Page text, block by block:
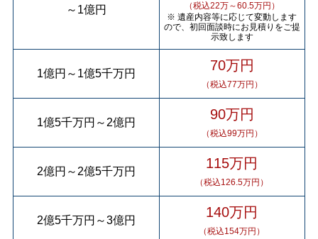
～ 1億円
（税込22万～60.5万円）
※ 遺産内容等に応じて変動します
ので、初回面談時にお見積りをご提
示致します
1億円 ～ 1億5千万円 70万円
（税込77万円）
1億5千万円 ～ 2億円 90万円
（税込99万円）
2億円 ～ 2億5千万円 115万円
（税込126.5万円）
2億5千万円 ～3億円 140万円
（税込154万円）